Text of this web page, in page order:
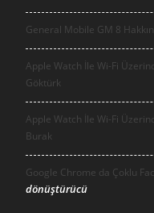
General Mobile GM 8
Apple Watch İle Wi-Fi
Göktürk
Apple Watch İle Wi-Fi
Burak
Google Chrome da Çoklu
dönüştürücü